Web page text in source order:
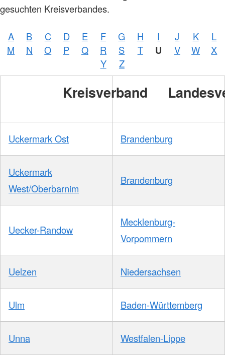
gesuchten Kreisverbandes.
A B C D E F G H I J K
L
M
N O P Q R S T U V W
X
Y
Z
Kreisverband
Uckermark Ost Brandenburg
Uckermark
West/Oberbarnim
Brandenburg
Uecker-Randow
Mecklenburg-
Vorpommern
Uelzen Niedersachsen
Ulm Baden-Württemberg
Unna Westfalen-Lippe